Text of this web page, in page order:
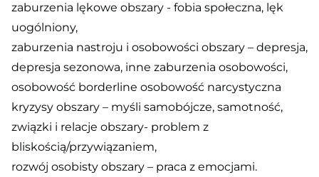
zaburzenia lękowe obszary - fobia społeczna, lęk
uogólniony,
zaburzenia nastroju i osobowości obszary – depresja,
depresja sezonowa, inne zaburzenia osobowości,
osobowość borderline osobowość narcystyczna
kryzysy obszary – myśli samobójcze, samotność,
związki i relacje obszary- problem z
bliskością/przywiązaniem,
rozwój osobisty obszary – praca z emocjami.